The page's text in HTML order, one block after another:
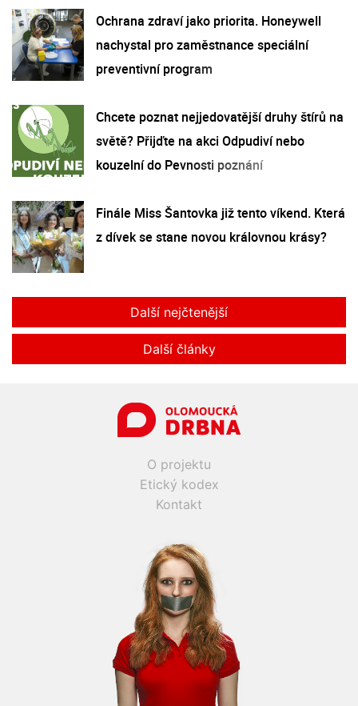
Ochrana zdraví jako priorita. Honeywell
nachystal pro zaměstnance speciální
preventivní program
Chcete poznat nejjedovatější druhy štírů na
světě? Přijďte na akci Odpudiví nebo
kouzelní do Pevnosti poznání
Finále Miss Šantovka již tento víkend. Která
z dívek se stane novou královnou krásy?
Další nejčtenější
Další články
O projektu
Etický kodex
Kontakt